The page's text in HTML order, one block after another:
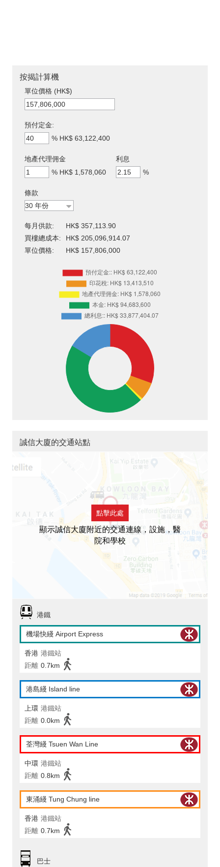
按揭計算機
單位價格 (HK$)
預付定金:
% HK$ 63,122,400
地產代理佣金
% HK$ 1,578,060
利息
%
條款
每月供款:
HK$ 357,113.90
買樓總成本:
HK$ 205,096,914.07
單位價格:
HK$ 157,806,000
誠信大廈的交通站點
點擊此處
顯示誠信大廈附近的交通連線，設施，醫
院和學校
港鐵
機場快綫 Airport Express
香港 港鐵站
距離 0.7km
港島綫 Island line
上環 港鐵站
距離 0.0km
荃灣綫 Tsuen Wan Line
中環 港鐵站
距離 0.8km
東涌綫 Tung Chung line
香港 港鐵站
距離 0.7km
巴士